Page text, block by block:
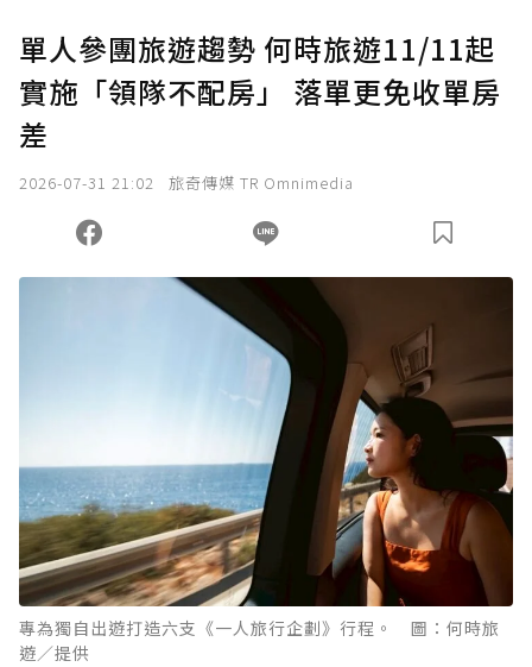
單人參團旅遊趨勢 何時旅遊11/11起
實施「領隊不配房」 落單更免收單房
差
2026-07-31 21:02 旅奇傳媒 TR Omnimedia
專為獨自出遊打造六支《一人旅行企劃》行程。 圖：何時旅
遊／提供